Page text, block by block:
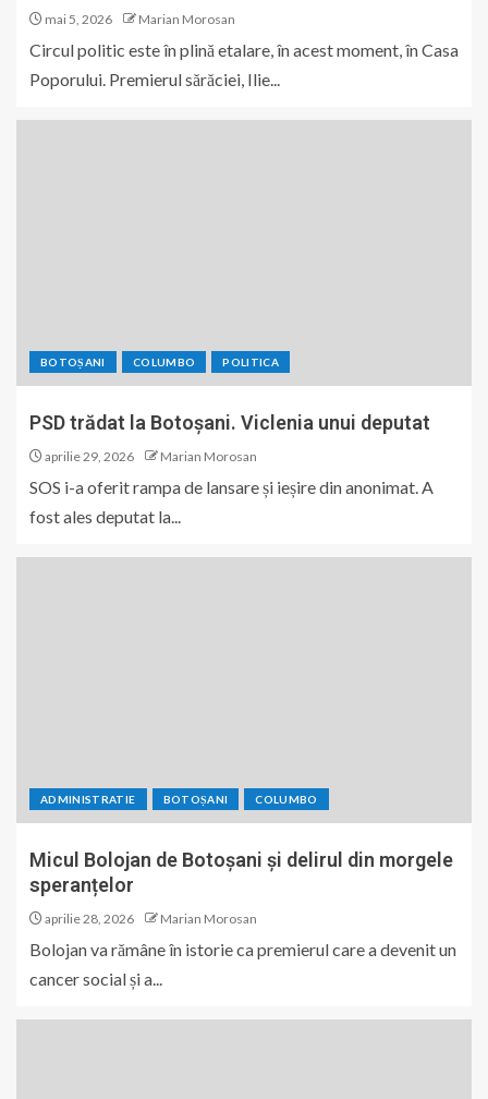
mai 5, 2026 Marian Morosan
Circul politic este în plină etalare, în acest moment, în Casa
Poporului. Premierul sărăciei, Ilie...
BOTOȘANI COLUMBO POLITICA
PSD trădat la Botoșani. Viclenia unui deputat
aprilie 29, 2026 Marian Morosan
SOS i-a oferit rampa de lansare și ieșire din anonimat. A
fost ales deputat la...
ADMINISTRATIE BOTOȘANI COLUMBO
Micul Bolojan de Botoșani și delirul din morgele
speranțelor
aprilie 28, 2026 Marian Morosan
Bolojan va rămâne în istorie ca premierul care a devenit un
cancer social și a...